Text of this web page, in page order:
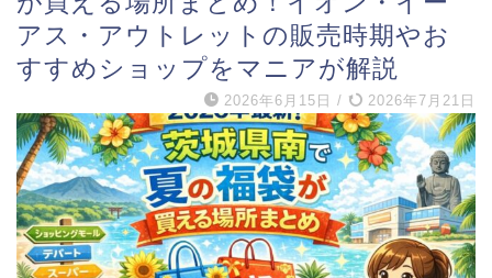
アス・アウトレットの販売時期やお
すすめショップをマニアが解説
2026年6月15日 / 2026年7月21日